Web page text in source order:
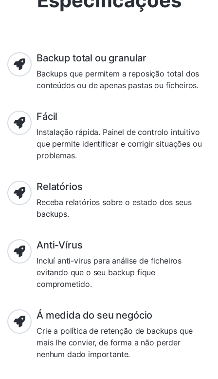
Backup total ou granular
Backups que permitem a reposição total dos
conteúdos ou de apenas pastas ou ficheiros.
Fácil
Instalação rápida. Painel de controlo intuitivo
que permite identificar e corrigir situações ou
problemas.
Relatórios
Receba relatórios sobre o estado dos seus
backups.
Anti-Vírus
Incluí anti-virus para análise de ficheiros
evitando que o seu backup fique
comprometido.
Á medida do seu negócio
Crie a política de retenção de backups que
mais lhe convier, de forma a não perder
nenhum dado importante.